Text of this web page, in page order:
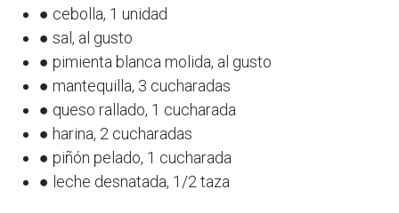
● cebolla, 1 unidad
● sal, al gusto
● pimienta blanca molida, al gusto
● mantequilla, 3 cucharadas
● queso rallado, 1 cucharada
● harina, 2 cucharadas
● piñón pelado, 1 cucharada
● leche desnatada, 1/2 taza